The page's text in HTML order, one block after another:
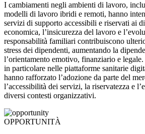
I cambiamenti negli ambienti di lavoro,
modelli di lavoro ibridi e remoti, hanno
servizi di supporto accessibili e riservati ai
economica, l’insicurezza del lavoro e
responsabilità familiari contribuiscono
stress dei dipendenti, aumentando la
l’orientamento emotivo, finanziario e
in particolare nelle piattaforme sanitarie
hanno rafforzato l’adozione da parte del
l’accessibilità dei servizi, la riservatezza e
diversi contesti organizzativi.
OPPORTUNITÀ